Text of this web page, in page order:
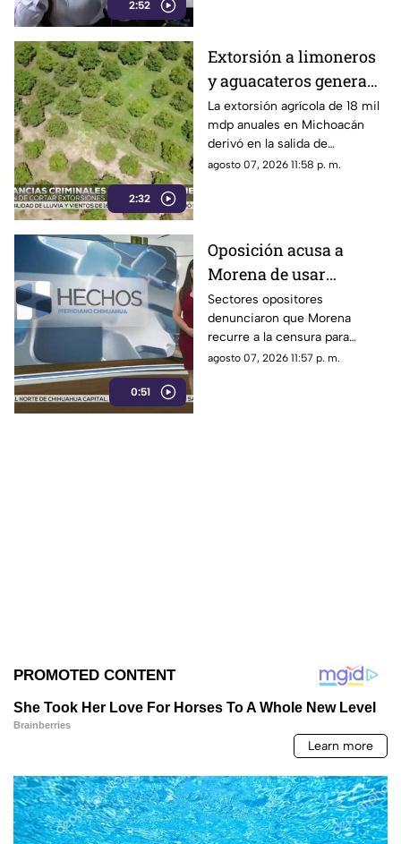
2:52
2:32
Extorsión a limoneros
y aguacateros genera
pérdidas de 18 mil mdp
en Michoacán
La extorsión agrícola de 18 mil
mdp anuales en Michoacán
derivó en la salida de
inspectores de EE. UU.,
agosto 07, 2026 11:58 p. m.
0:51
Oposición acusa a
Morena de usar
censura para ocultar
seńalamientos de
narcopolítica
Sectores opositores
denunciaron que Morena
recurre a la censura para
imponer su versión oficial y
agosto 07, 2026 11:57 p. m.